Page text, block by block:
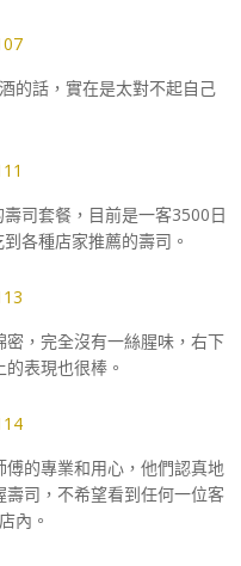
的話，實在是太對不起自己
司套餐，目前是一客3500日
各種店家推薦的壽司。
，完全沒有一絲腥味，右下
表現也很棒。
的專業和用心，他們認真地
司，不希望看到任何一位客
內。